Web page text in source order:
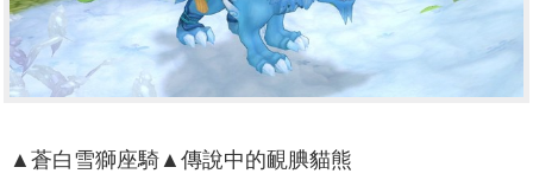
▲蒼白雪獅座騎▲傳說中的靦腆貓熊